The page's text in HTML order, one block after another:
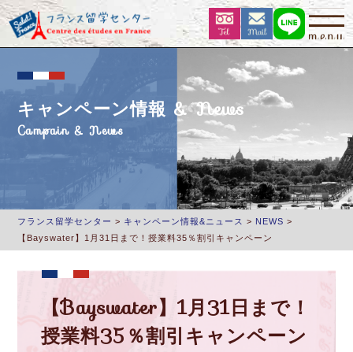
キャンペーン情報 & News
Campain & News
フランス留学センター > キャンペーン情報&ニュース > NEWS >
【Bayswater】1月31日まで！授業料35％割引キャンペーン
【Bayswater】1月31日まで！
授業料35％割引キャンペーン